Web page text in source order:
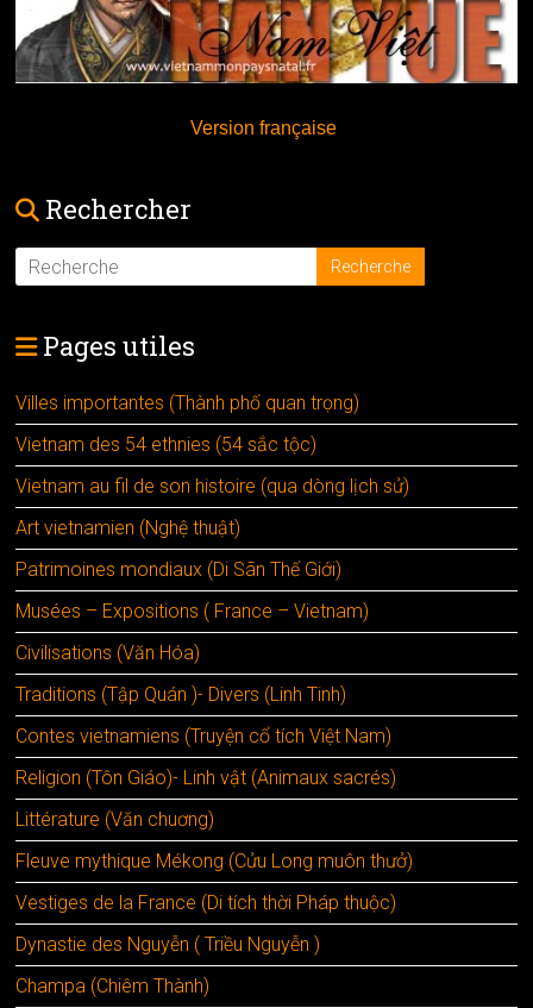
Version française
Rechercher
Pages utiles
Villes importantes (Thành phố quan trọng)
Vietnam des 54 ethnies (54 sắc tộc)
Vietnam au fil de son histoire (qua dòng lịch sử)
Art vietnamien (Nghệ thuật)
Patrimoines mondiaux (Di Sãn Thế Giới)
Musées – Expositions ( France – Vietnam)
Civilisations (Văn Hóa)
Traditions (Tập Quán )- Divers (Linh Tinh)
Contes vietnamiens (Truyện cổ tích Việt Nam)
Religion (Tôn Giáo)- Linh vật (Animaux sacrés)
Littérature (Văn chuơng)
Fleuve mythique Mékong (Cửu Long muôn thưở)
Vestiges de la France (Di tích thời Pháp thuộc)
Dynastie des Nguyễn ( Triều Nguyễn )
Champa (Chiêm Thành)